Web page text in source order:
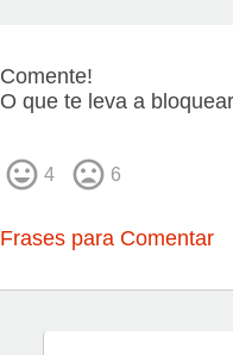
Comente!
O que te leva a
4 6
Frases para Comentar